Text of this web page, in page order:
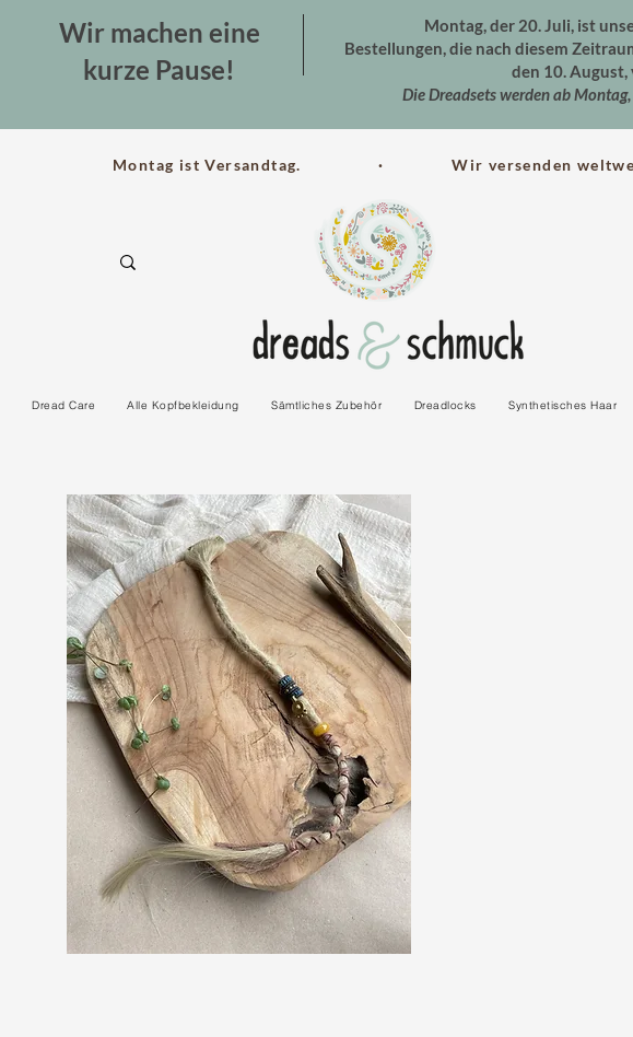
Wir machen eine
kurze Pause!
Montag, der 20. Juli, ist
Bestellungen, die nach diesem
den 10. August,
Die Dreadsets werden ab
Montag ist Versandtag. · Wir versenden
Dread Care Alle Kopfbekleidung Sämtliches Zubehör Dreadlocks Synthetisches Haar